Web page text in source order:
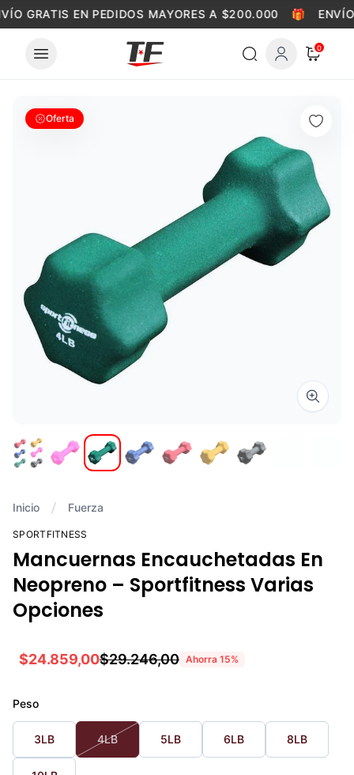
Skip to content
GRATIS EN PEDIDOS MAYORES A $200.000 🎁
0
Oferta
Zoom
Inicio Fuerza
SPORTFITNESS
Mancuernas Encauchetadas En
Neopreno – Sportfitness Varias
Opciones
$24.859,00$29.246,00 Ahorra 15%
Peso
3LB 4LB 5LB 6LB 8LB